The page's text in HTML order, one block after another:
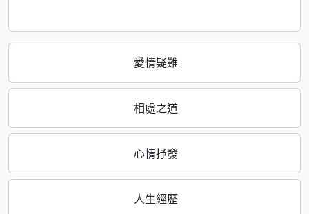
愛情疑難
相處之道
心情抒發
人生經歷